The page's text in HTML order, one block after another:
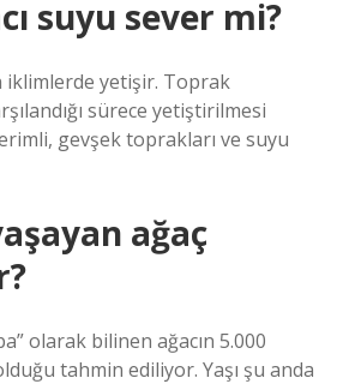
suyu sever mi?
iklimlerde yetişir. Toprak
sürece yetiştirilmesi
gevşek toprakları ve suyu
ağaç
olarak bilinen ağacın 5.000
tahmin ediliyor. Yaşı şu anda